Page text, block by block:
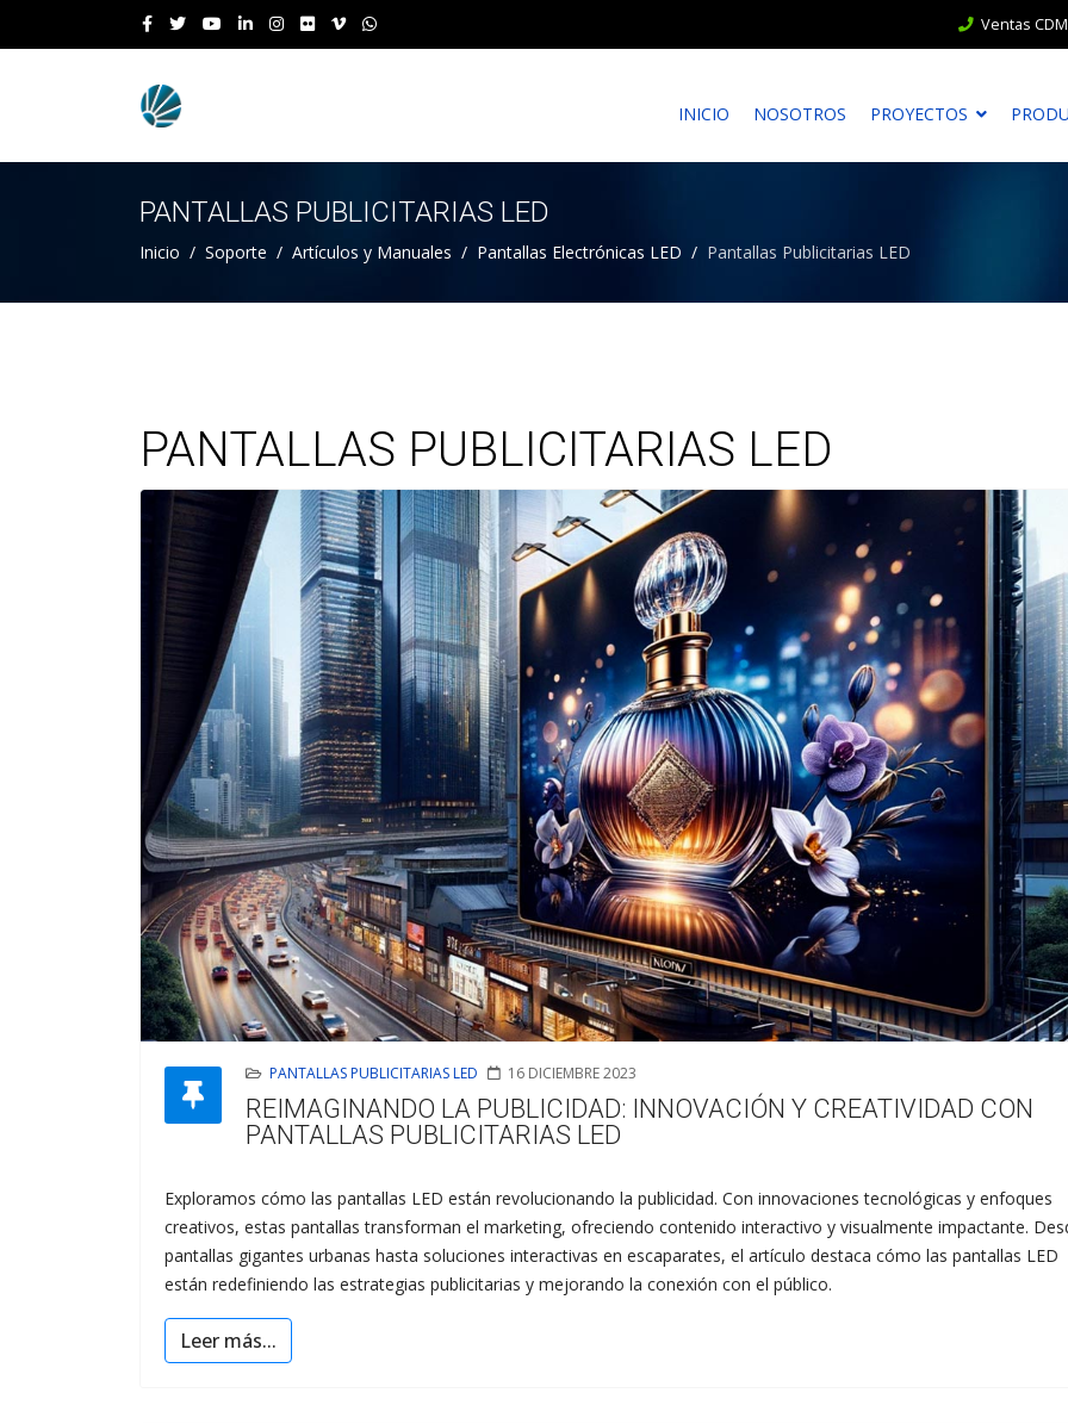
Ventas
INICIO NOSOTROS PROYECTOS
PANTALLAS PUBLICITARIAS LED
Inicio Soporte Artículos y Manuales Pantallas Electrónicas LED Pantallas Publicitarias LED
PANTALLAS PUBLICITARIAS LED
PANTALLAS PUBLICITARIAS LED 16 DICIEMBRE 2023
REIMAGINANDO LA PUBLICIDAD: INNOVACIÓN Y CREATIVIDAD CON
PANTALLAS PUBLICITARIAS LED
Exploramos cómo las pantallas LED están revolucionando la publicidad. Con innovaciones tecnológicas y enfoques
creativos, estas pantallas transforman el marketing, ofreciendo contenido interactivo y visualmente impactante.
pantallas gigantes urbanas hasta soluciones interactivas en escaparates, el artículo destaca cómo las pantallas LED
están redefiniendo las estrategias publicitarias y mejorando la conexión con el público.
Leer más...